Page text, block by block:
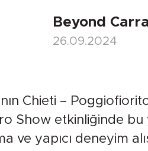
Beyond
26.09.2024
Chieti –
Show etkinliğinde bu
ve yapıcı deneyim